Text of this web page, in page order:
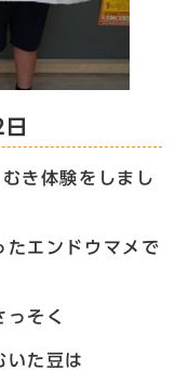
き体験をしまし
たエンドウマメで
そく
いた豆は